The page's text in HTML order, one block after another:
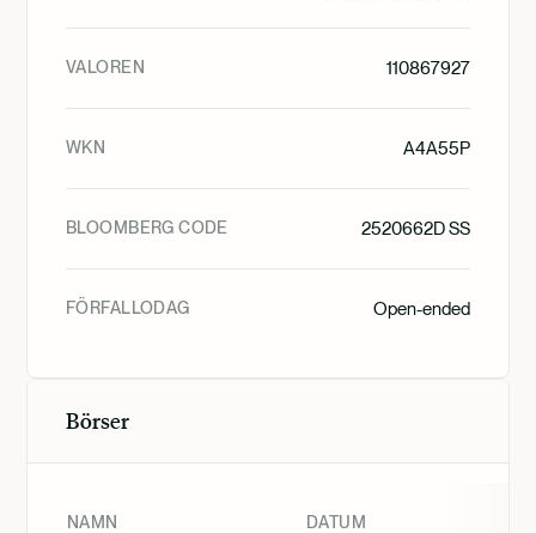
VALOREN 110867927
WKN A4A55P
BLOOMBERG CODE 2520662D SS
FÖRFALLODAG Open-ended
Börser
NAMN DATUM